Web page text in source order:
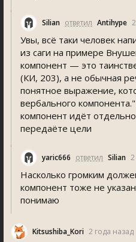
Silian ответил Antihype
Увы, всё таки человек
из саги на примере
компонент — это
(КИ, 203), а не обычная
понятное выражение,
вербального
компонент идёт
передаёте цели
yaric666 ответил Silian
Насколько громким
компонент тоже не
понимаю
Kitsushiba_Kori 2 года назад